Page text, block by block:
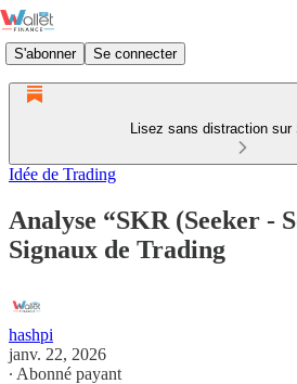
S'abonner Se connecter
Lisez sans distraction sur
Idée de Trading
Analyse “SKR (Seeker -
Signaux de Trading
hashpi
janv. 22, 2026
∙ Abonné payant